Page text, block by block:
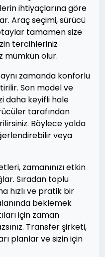
ihtiyaçlarına göre
Araç seçimi, sürücü
tamamen size
tercihleriniz
mümkün olur.
zamanda konforlu
Son model ve
daha keyifli hale
tarafından
Böylece yolda
veya
zamanınızı etkin
Sıradan toplu
hızlı ve pratik bir
beklemek
için zaman
Transfer şirketi,
planlar ve sizin için